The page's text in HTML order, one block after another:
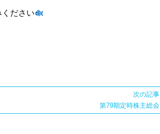
ださい
次の記事
第79期定時株主総会